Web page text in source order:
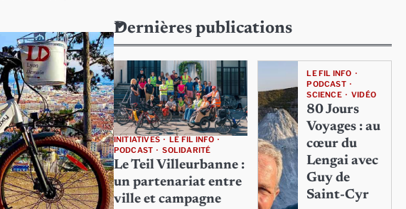
Dernières publications
INITIATIVES
LE FIL INFO
PODCAST
SOLIDARITÉ
Le Teil Villeurbanne :
un partenariat entre
ville et campagne
LE FIL INFO
PODCAST
SCIENCE
VIDÉO
80 Jours
Voyages : au
cœur du
Lengai avec
Guy de
Saint-Cyr